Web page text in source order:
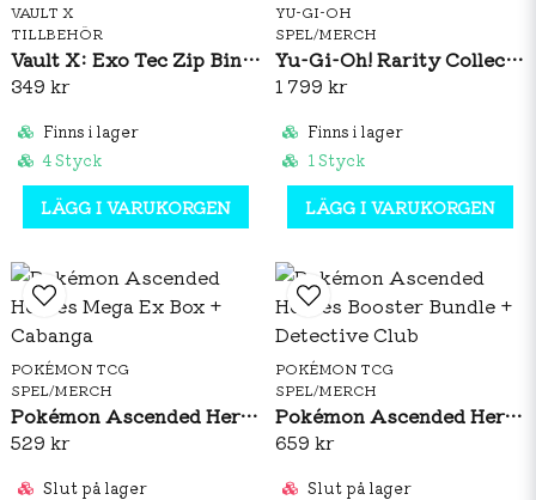
VAULT X
TILLBEHÖR
Vault X: Exo Tec Zip Binder 12-Pocket (Black)
349 kr
Finns i lager
4 Styck
LÄGG I VARUKORGEN
YU-GI-OH
SPEL/MERCH
Yu-Gi-Oh! Rarity Collection 5 Booster Box
1 799 kr
Finns i lager
1 Styck
LÄGG I VARUKORGEN
POKÉMON TCG
SPEL/MERCH
Pokémon Ascended Heroes Mega Ex Box + Cabanga
529 kr
Slut på lager
POKÉMON TCG
SPEL/MERCH
Pokémon Ascended Heroes Booster Bundle + Detective Club
659 kr
Slut på lager